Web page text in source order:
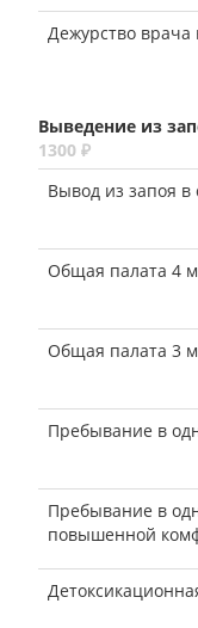
Дежурство врача
Выведение из
1300 ₽
Вывод из запоя в
Общая палата 4
Общая палата 3
Пребывание в
Пребывание в
повышенной